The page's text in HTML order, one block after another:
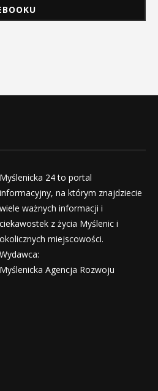
Myślenicka 24 to portal
informacyjny, na którym znajdziecie
wiele ważnych informacji i
ciekawostek z życia Myślenic i
okolicznych miejscowości.
Wydawca:
Myślenicka Agencja Rozwoju